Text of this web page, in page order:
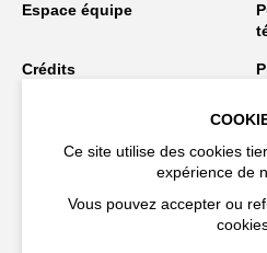
Espace équipe
Crédits
Restez connecté
Ce site utilise des cookies
expérience de
Vous pouvez accepter ou